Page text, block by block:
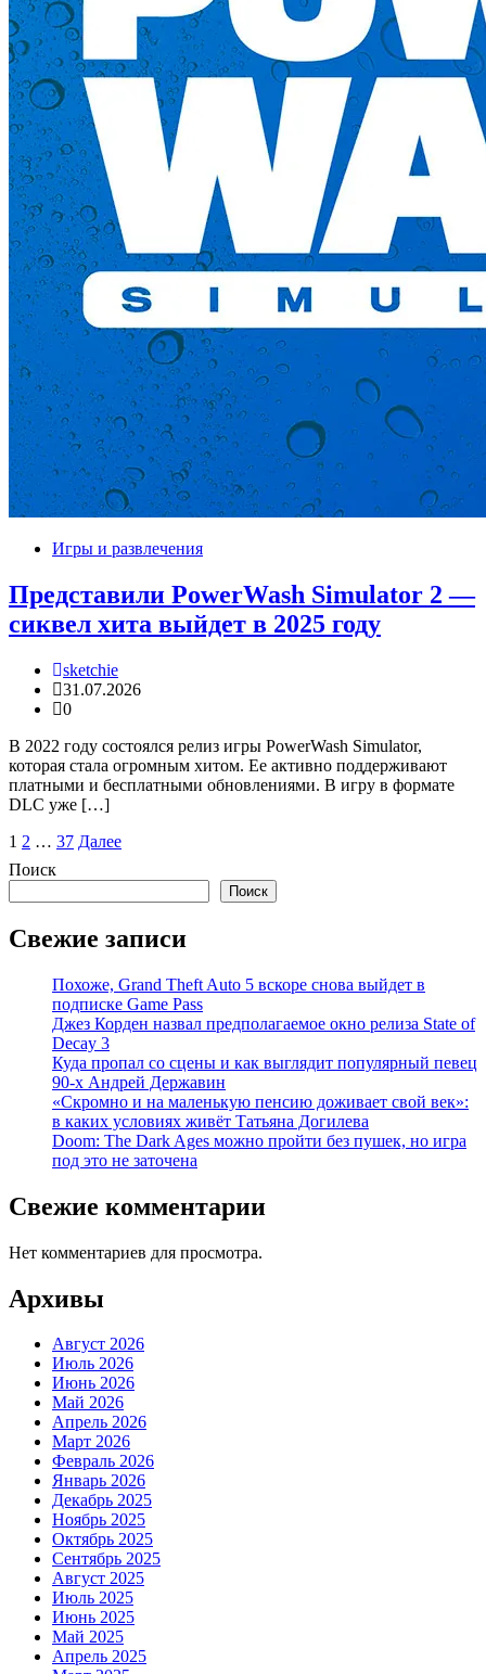
Игры и развлечения
Представили PowerWash Simulator 2 —
сиквел хита выйдет в 2025 году
sketchie
31.07.2026
0
В 2022 году состоялся релиз игры PowerWash Simulator,
которая стала огромным хитом. Ее активно поддерживают
платными и бесплатными обновлениями. В игру в формате
DLC уже […]
Пагинация
записей
1 2 … 37 Далее
Поиск
Поиск
Свежие записи
Похоже, Grand Theft Auto 5 вскоре снова выйдет в
подписке Game Pass
Джез Корден назвал предполагаемое окно релиза State of
Decay 3
Куда пропал со сцены и как выглядит популярный певец
90-х Андрей Державин
«Скромно и на маленькую пенсию доживает свой век»:
в каких условиях живёт Татьяна Догилева
Doom: The Dark Ages можно пройти без пушек, но игра
под это не заточена
Свежие комментарии
Нет комментариев для просмотра.
Архивы
Август 2026
Июль 2026
Июнь 2026
Май 2026
Апрель 2026
Март 2026
Февраль 2026
Январь 2026
Декабрь 2025
Ноябрь 2025
Октябрь 2025
Сентябрь 2025
Август 2025
Июль 2025
Июнь 2025
Май 2025
Апрель 2025